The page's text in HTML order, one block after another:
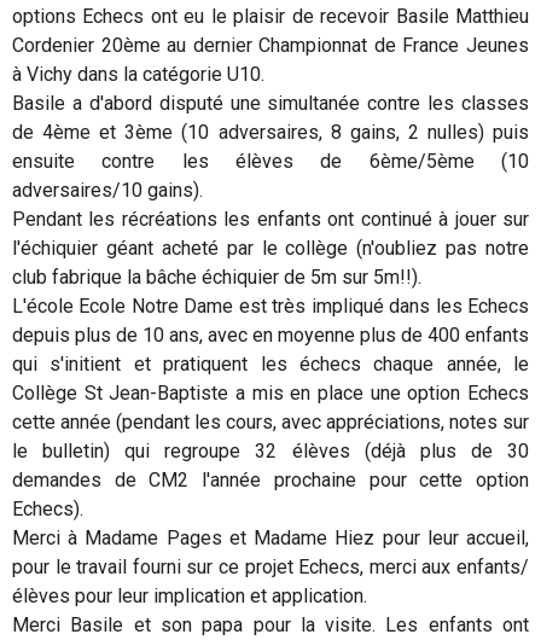
options Echecs ont eu le plaisir de recevoir Basile Matthieu
Cordenier 20ème au dernier Championnat de France Jeunes
à Vichy dans la catégorie U10.
Basile a d'abord disputé une simultanée contre les classes
de 4ème et 3ème (10 adversaires, 8 gains, 2 nulles) puis
ensuite contre les élèves de 6ème/5ème (10
adversaires/10 gains).
Pendant les récréations les enfants ont continué à jouer sur
l'échiquier géant acheté par le collège (n'oubliez pas notre
club fabrique la bâche échiquier de 5m sur 5m!!).
L'école Ecole Notre Dame est très impliqué dans les Echecs
depuis plus de 10 ans, avec en moyenne plus de 400 enfants
qui s'initient et pratiquent les échecs chaque année, le
Collège St Jean-Baptiste a mis en place une option Echecs
cette année (pendant les cours, avec appréciations, notes sur
le bulletin) qui regroupe 32 élèves (déjà plus de 30
demandes de CM2 l'année prochaine pour cette option
Echecs).
Merci à Madame Pages et Madame Hiez pour leur accueil,
pour le travail fourni sur ce projet Echecs, merci aux enfants/
élèves pour leur implication et application.
Merci Basile et son papa pour la visite. Les enfants ont